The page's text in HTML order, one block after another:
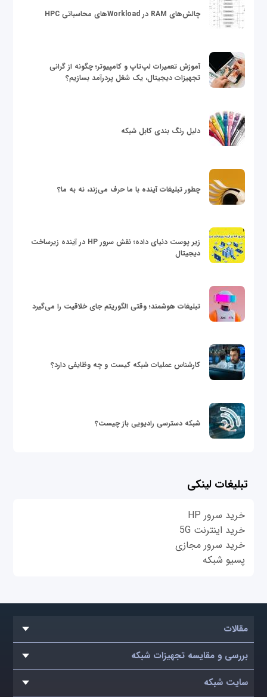
چالش‌های RAM در Workloadهای محاسباتی HPC
آموزش تعمیرات لپ‌تاپ و کامپیوتر؛ چگونه از گرانی
تجهیزات دیجیتال، یک شغل پردرآمد بسازیم؟
دلیل رنگ بندی کابل شبکه
چطور تبلیغات آینده با ما حرف می‌زند، نه به ما؟
زیر پوست دنیای داده؛ نقش سرور HP در آینده زیرساخت
دیجیتال
تبلیغات هوشمند؛ وقتی الگوریتم جای خلاقیت را می‌گیرد
کارشناس عملیات شبکه کیست و چه وظایفی دارد؟
شبکه دسترسی رادیویی باز چیست؟
تبلیغات لینکی
خرید سرور HP
خرید اینترنت 5G
خرید سرور مجازی
پسیو شبکه
مقالات
بررسی و مقایسه تجهیزات شبکه
سایت شبکه